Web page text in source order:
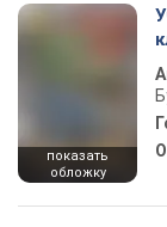
показать
обложку